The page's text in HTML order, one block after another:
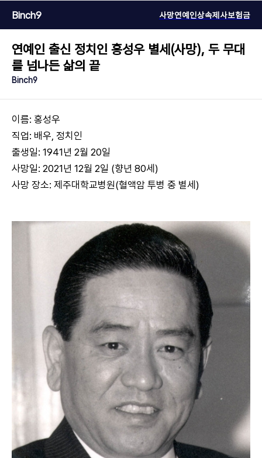
Binch9 사망연예인상속제사보험금
연예인 출신 정치인 홍성우 별세(사망), 두 무대
를 넘나든 삶의 끝
Binch9
이름: 홍성우
직업: 배우, 정치인
출생일: 1941년 2월 20일
사망일: 2021년 12월 2일 (향년 80세)
사망 장소: 제주대학교병원(혈액암 투병 중 별세)